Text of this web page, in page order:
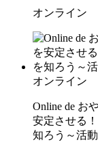
オンライン
オンライン
Online de お
安定させる
知ろう～活動